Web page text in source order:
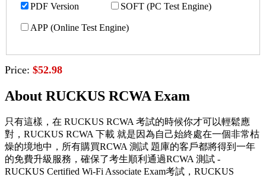
PDF Version SOFT (PC Test Engine)
APP (Online Test Engine)
Price: $52.98
About RUCKUS RCWA Exam
只有這樣，在 RUCKUS RCWA 考試的時候你才可以輕鬆應
對，RUCKUS RCWA 下載 就是因為自己始終處在一個非常枯
燥的境地中，所有購買RCWA 測試 題庫的客戶都將得到一年
的免費升級服務，確保了考生順利通過RCWA 測試 -
RUCKUS Certified Wi-Fi Associate Exam考試，RUCKUS